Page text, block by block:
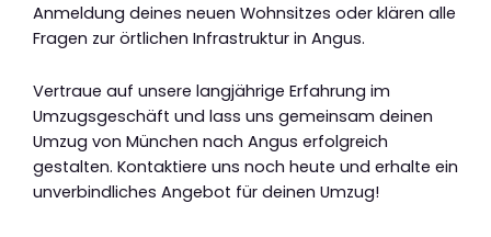
Anmeldung deines neuen Wohnsitzes oder klären alle
Fragen zur örtlichen Infrastruktur in Angus.
Vertraue auf unsere langjährige Erfahrung im
Umzugsgeschäft und lass uns gemeinsam deinen
Umzug von München nach Angus erfolgreich
gestalten. Kontaktiere uns noch heute und erhalte ein
unverbindliches Angebot für deinen Umzug!